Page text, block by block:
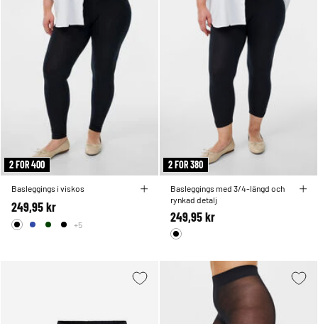
2 FOR 400
Basleggings i viskos
249,95 kr
+5
2 FOR 380
Basleggings med 3/4-längd och
rynkad detalj
249,95 kr